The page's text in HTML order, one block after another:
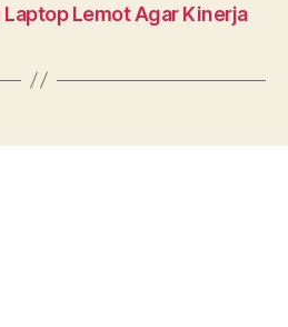
Laptop Lemot Agar Kinerja